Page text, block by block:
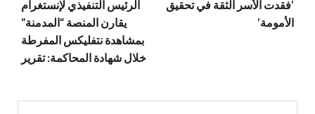
‘فقدت الأسر الثقة في تحقيق
الأمومة’
الرئيس التنفيذي لإنستغرام
يقارن المنصة “المدمنة”
بمشاهدة نتفليكس المفرطة
خلال شهادة المحاكمة: تقرير